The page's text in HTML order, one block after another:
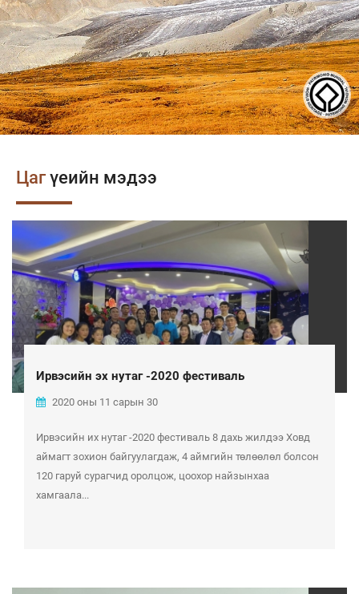
Цаг үеийн мэдээ
Ирвэсийн эх нутаг -2020 фестиваль
2020 оны 11 сарын 30
Ирвэсийн их нутаг -2020 фестиваль 8 дахь жилдээ Ховд
аймагт зохион байгуулагдаж, 4 аймгийн төлөөлөл болсон
120 гаруй сурагчид оролцож, цоохор найзынхаа
хамгаала...